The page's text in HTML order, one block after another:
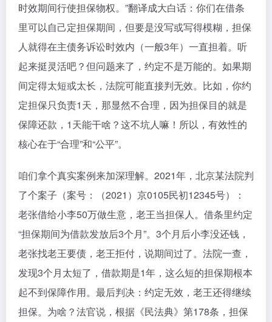
时效期间行使担保物权。”翻译成大白话：你们在借条
里可以自己定担保期间，但要是没写或写得模糊，担保
人就得在主债务诉讼时效内（一般3年）一直担着。听
起来挺灵活吧？但问题来了，约定不是万能的。如果期
间定得太短或太长，法院可能直接判无效。比如，你约
定担保只负责1天，那显然不合理，因为担保目的就是
保障还款，1天能干啥？这不坑人嘛！所以，有效性的
核心在于“合理”和“公平”。
咱们拿个真实案例来加深理解。2021年，北京某法院判
了个案子（案号：（2021）京0105民初12345号）：
老张借给小李50万做生意，老王当担保人。借条里约定
“担保期间为借款发放后3个月”。3个月后小李没还钱，
老张找老王要债，老王拒付，说期间过了。法院一查，
发现3个月太短了，借款期是1年，这么短的担保期根本
起不到保障作用。最后判决：约定无效，老王还得继续
担保。为啥？法官说，根据《民法典》第178条，担保